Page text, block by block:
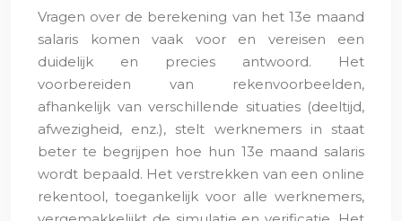
Vragen over de berekening van het 13e maand
salaris komen vaak voor en vereisen een
duidelijk en precies antwoord. Het
voorbereiden van rekenvoorbeelden,
afhankelijk van verschillende situaties (deeltijd,
afwezigheid, enz.), stelt werknemers in staat
beter te begrijpen hoe hun 13e maand salaris
wordt bepaald. Het verstrekken van een online
rekentool, toegankelijk voor alle werknemers,